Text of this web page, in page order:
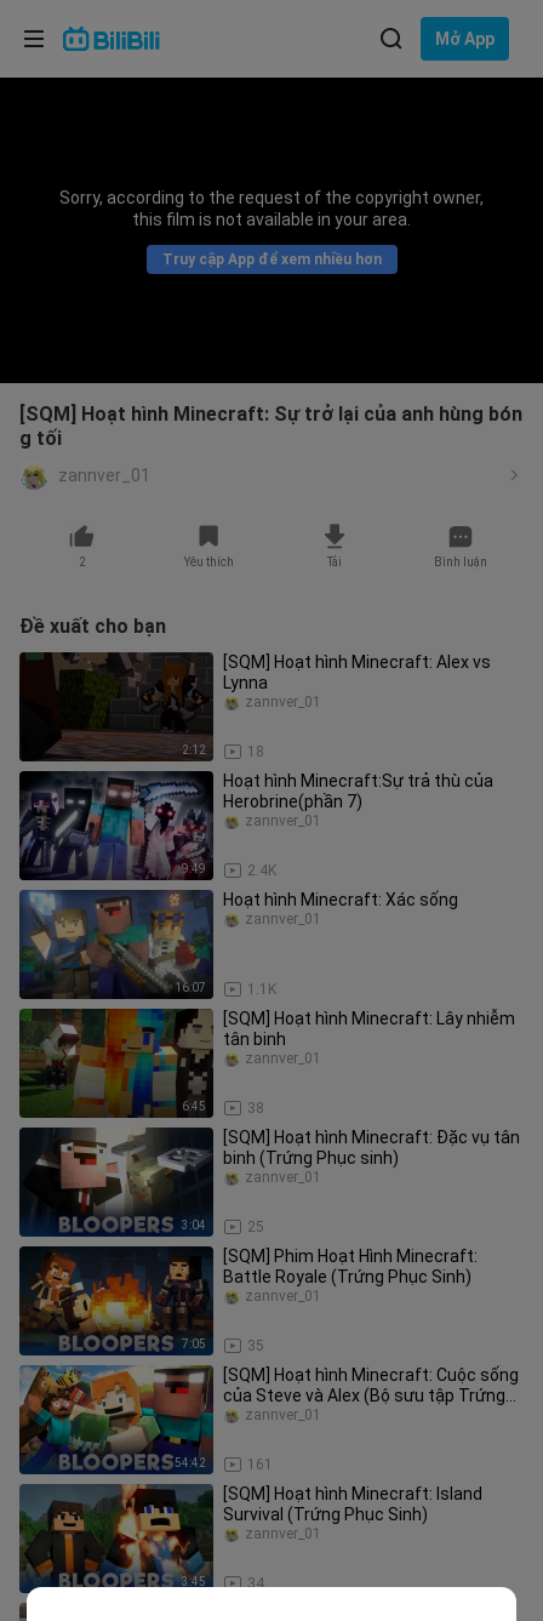
Mở App
Sorry, according to the request of the copyright owner,
this film is not available in your area.
Truy cập App để xem nhiều hơn
[SQM] Hoạt hình Minecraft: Sự trở lại của anh hùng bón
g tối
zannver_01
2 Yêu thích Tải Bình luận
Đề xuất cho bạn
2:12
[SQM] Hoạt hình Minecraft: Alex vs
Lynna
18
zannver_01
9:49
Hoạt hình Minecraft:Sự trả thù của
Herobrine(phần 7)
2.4K
zannver_01
16:07
Hoạt hình Minecraft: Xác sống
1.1K
zannver_01
6:45
[SQM] Hoạt hình Minecraft: Lây nhiễm
tân binh
38
zannver_01
3:04
[SQM] Hoạt hình Minecraft: Đặc vụ tân
binh (Trứng Phục sinh)
25
zannver_01
7:05
[SQM] Phim Hoạt Hình Minecraft:
Battle Royale (Trứng Phục Sinh)
35
zannver_01
54:42
[SQM] Hoạt hình Minecraft: Cuộc sống
của Steve và Alex (Bộ sưu tập Trứng
Phục sinh)
161
zannver_01
3:45
[SQM] Hoạt hình Minecraft: Island
Survival (Trứng Phục Sinh)
34
zannver_01
Lựa chọn ngôn ngữ
Bahasa Indonesia